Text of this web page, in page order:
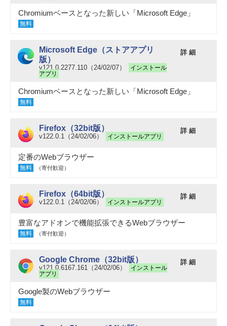
Chromiumベースとなった新しい「Microsoft Edge」
無料
Microsoft Edge（ストアアプリ
版）
v121.0.2277.110（24/02/07）
インストール
アプリ
詳 細
Chromiumベースとなった新しい「Microsoft Edge」
無料
Firefox（32bit版）
v122.0.1（24/02/06） インストールアプリ
詳 細
定番のWebブラウザー
無料 （寄付歓迎）
Firefox（64bit版）
v122.0.1（24/02/06） インストールアプリ
詳 細
豊富なアドオンで機能拡張できるWebブラウザー
無料 （寄付歓迎）
Google Chrome（32bit版）
v121.0.6167.161（24/02/06）
インストール
アプリ
詳 細
Google製のWebブラウザー
無料